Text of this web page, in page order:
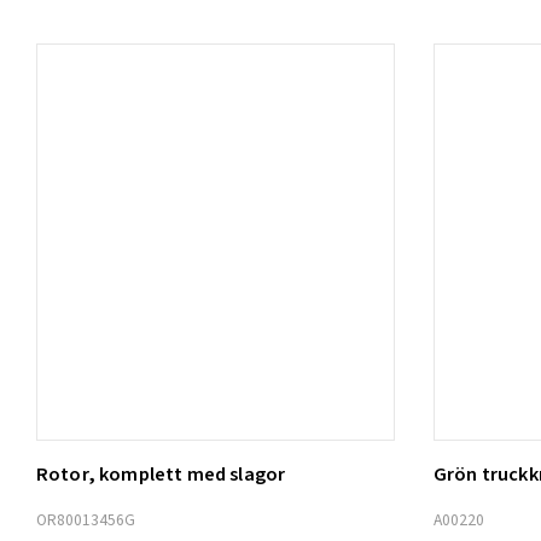
Lägg
Rotor, komplett med slagor
OR80013456G
Grön
A00220